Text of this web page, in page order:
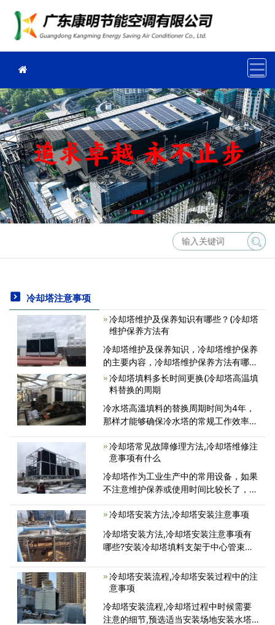
冷却塔注意事项
冷却塔维护及保养知识有哪些？(冷却塔
维护保养方法有
冷却塔维护及保养知识，冷却塔维护保养
的主要内容，冷却塔维护保养方法有哪
些，冷却塔维护：冷却塔维护过程分为三
个阶段：停机后的清洁维护、启动前的检
塔停机后的清洁.维护
冷却塔填料多长时间更换(冷却塔高温填
料替换的周期
冷水塔高溫填料的替换周期时间为4年，
那样才能够确保冷水塔的常规工作效率，
料已剥落，会导致冷水塔的换热作用降
低。 接下来小编来讲一点有关冷却塔填
料替换时要需注意的事项。
冷却塔常见故障修理方法,冷却塔维修注
意事项有什么
冷却塔作为工业生产中的常用设备，如果
不注意维护保养或使用时间比较长了，就
出水量温度过高、通风量不足、集水盘
(槽)中水位偏低、有明显的漂水现象、有
明显的漂水现象、有明显的漂水
冷却塔安装方法,冷却塔安装注意事项
冷却塔安装方法,冷却塔安装注意事项有
哪些?安装冷却塔填料支架于中心管束链
好，可将所有螺丝收紧，然后安装冷却塔
填料,安装冷却塔水槽及盆底将水槽安置
冷却塔安装流程,冷却塔安装过程中的注
意事项
冷却塔安装流程,冷却塔过程中时候需要
注意的细节,预选适当安装场地安装水塔